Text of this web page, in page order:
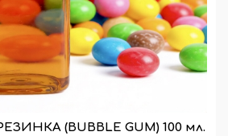
(BUBBLE GUM) 100 мл.